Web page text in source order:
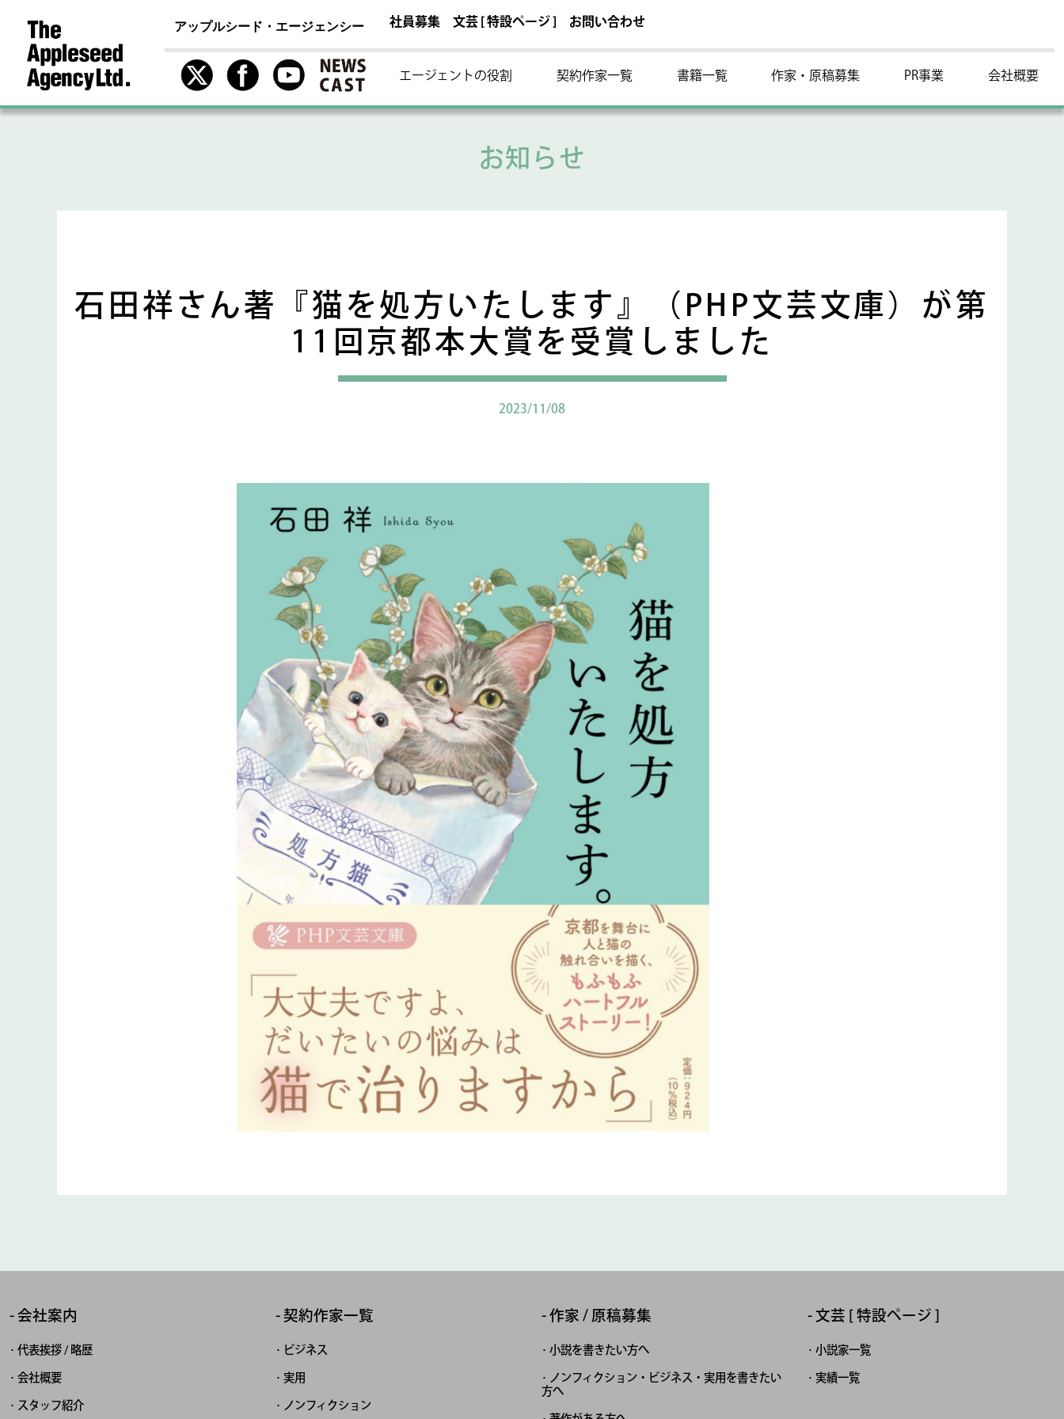
アップルシード・エージェンシー 社員募集 文芸 [ 特設ページ ] お問い合わせ
エージェントの役割 契約作家一覧 書籍一覧 作家・原稿募集 PR事業 会社概要
お知らせ
石田祥さん著『猫を処方いたします』（PHP文芸文庫）が第
11回京都本大賞を受賞しました
2023/11/08
会社案内
代表挨拶 / 略歴
会社概要
スタッフ紹介
契約作家一覧
ビジネス
実用
ノンフィクション
作家 / 原稿募集
小説を書きたい方へ
ノンフィクション・ビジネス・実用を書きたい
方へ
文芸 [ 特設ページ ]
小説家一覧
実績一覧